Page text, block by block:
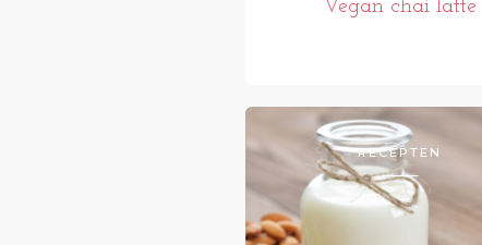
Vegan chai latte
RECEPTEN